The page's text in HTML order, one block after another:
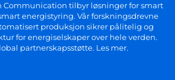
Communication tilbyr løsninger for smart
energistyring. Vår forskningsdrevne
produksjon sikrer pålitelig og
for energiselskaper over hele verden.
partnerskapsstøtte. Les mer.